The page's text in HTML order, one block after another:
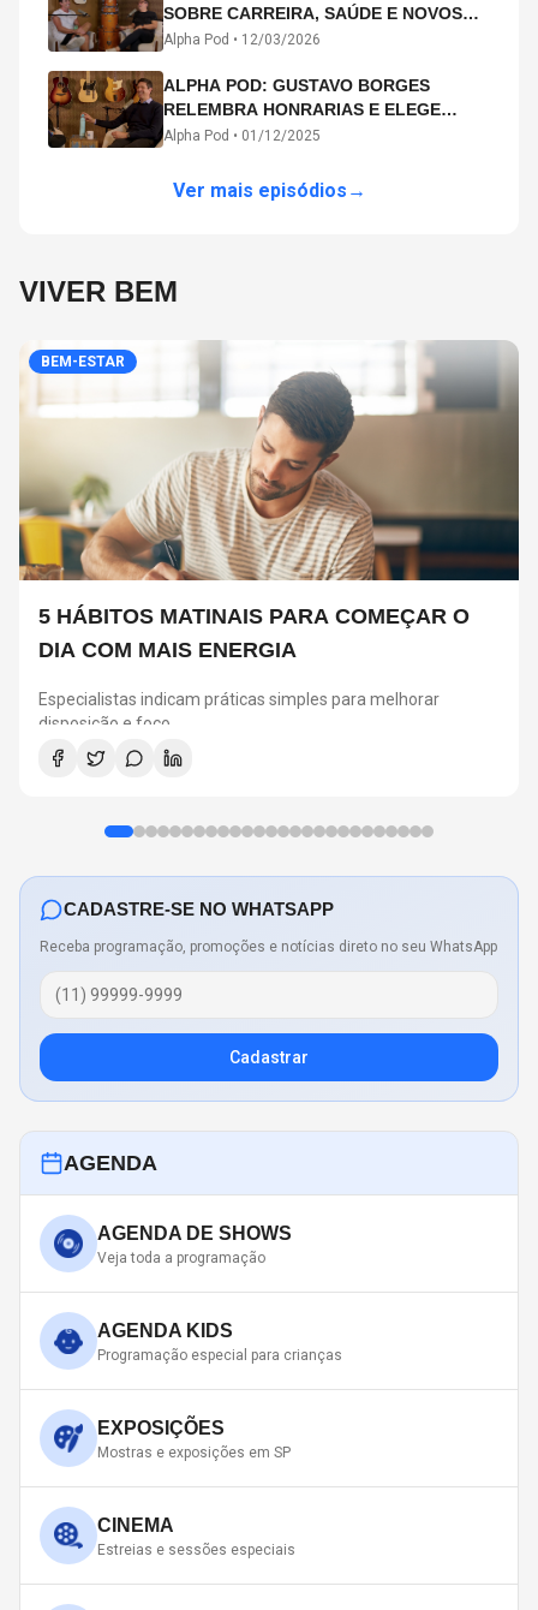
SOBRE CARREIRA, SAÚDE E NOVOS
CAMINHOS ARTÍSTICOS NO ALPHA
Alpha Pod • 12/03/2026
ALPHA POD: GUSTAVO BORGES
RELEMBRA HONRARIAS E ELEGE
MICHAEL PHELPS O MAIOR ATLETA DA
Alpha Pod • 01/12/2025
Ver mais episódios →
VIVER BEM
BEM-ESTAR
5 HÁBITOS MATINAIS PARA COMEÇAR O
DIA COM MAIS ENERGIA
Especialistas indicam práticas simples para melhorar
disposição e foco
CADASTRE-SE NO WHATSAPP
Receba programação, promoções e notícias direto no seu WhatsApp
Cadastrar
AGENDA
AGENDA DE SHOWS
Veja toda a programação
AGENDA KIDS
Programação especial para crianças
EXPOSIÇÕES
Mostras e exposições em SP
CINEMA
Estreias e sessões especiais